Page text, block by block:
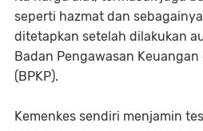
seperti hazmat dan
ditetapkan setelah dilakukan
Badan Pengawasan
(BPKP).
Kemenkes sendiri menjamin